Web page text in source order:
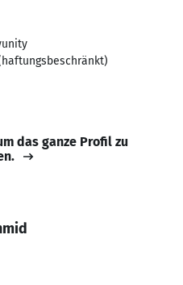
das ganze Profil zu